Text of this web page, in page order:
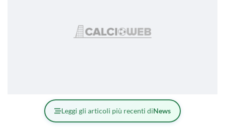
Leggi gli articoli più recenti diNews